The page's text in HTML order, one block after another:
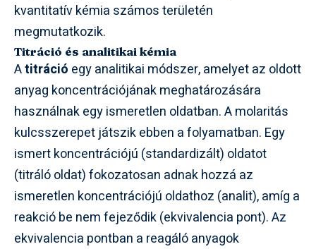
kvantitatív kémia számos területén
megmutatkozik.
Titráció és analitikai kémia
Atitráció egy analitikai módszer, amelyet az oldott
anyag koncentrációjának meghatározására
használnak egy ismeretlen oldatban. A molaritás
kulcsszerepet játszik ebben a folyamatban. Egy
ismert koncentrációjú (standardizált) oldatot
(titráló oldat) fokozatosan adnak hozzá az
ismeretlen koncentrációjú oldathoz (analit), amíg a
reakció be nem fejeződik (ekvivalencia pont). Az
ekvivalencia pontban a reagáló anyagok